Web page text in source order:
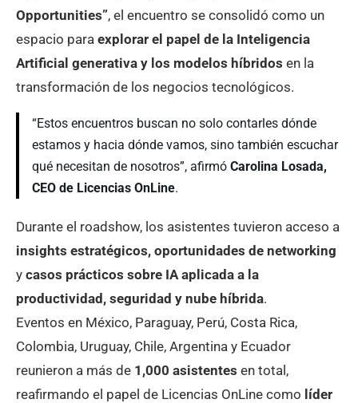
Opportunities”, el encuentro se consolidó como un
espacio para explorar el papel de la Inteligencia
Artificial generativa y los modelos híbridos en la
transformación de los negocios tecnológicos.
“Estos encuentros buscan no solo contarles dónde
estamos y hacia dónde vamos, sino también escuchar
qué necesitan de nosotros”, afirmó Carolina Losada,
CEO de Licencias OnLine.
Durante el roadshow, los asistentes tuvieron acceso a
insights estratégicos, oportunidades de networking
y casos prácticos sobre IA aplicada a la
productividad, seguridad y nube híbrida.
Eventos en México, Paraguay, Perú, Costa Rica,
Colombia, Uruguay, Chile, Argentina y Ecuador
reunieron a más de 1,000 asistentes en total,
reafirmando el papel de Licencias OnLine como líder